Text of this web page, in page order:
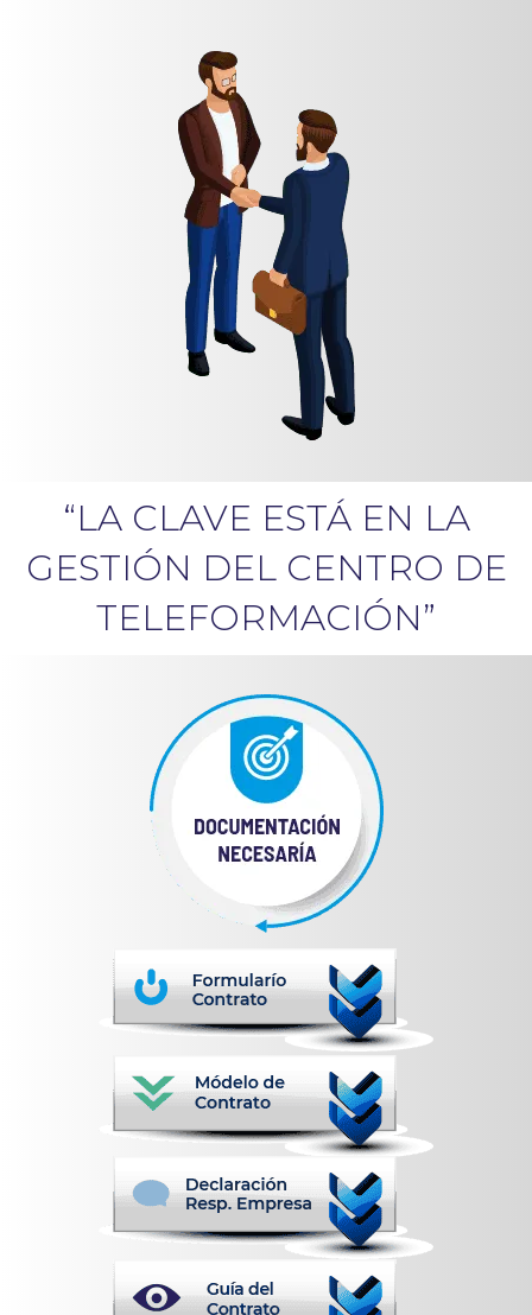
“LA CLAVE ESTÁ EN LA
GESTIÓN DEL CENTRO DE
TELEFORMACIÓN”